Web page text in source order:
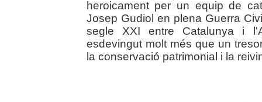
heroicament per un equip de
Josep Gudiol en plena Guerra
segle XXI entre Catalunya i
esdevingut molt més que un
la conservació patrimonial i la